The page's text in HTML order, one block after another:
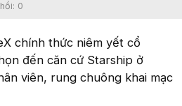
0
chính thức niêm yết cổ
đến căn cứ Starship ở
viên, rung chuông khai mạc